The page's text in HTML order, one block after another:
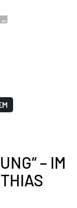
– IM